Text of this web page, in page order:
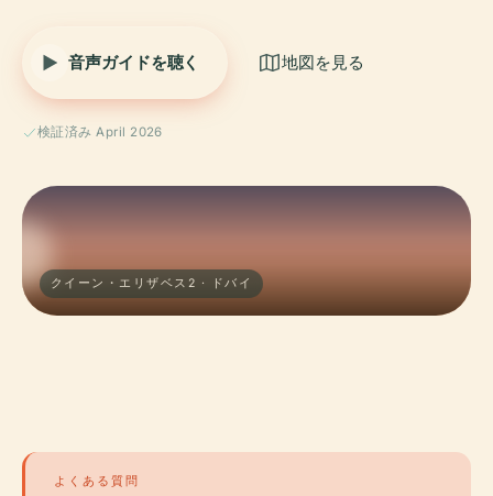
音声ガイドを聴く 地図を見る
検証済み April 2026
クイーン・エリザベス2 · ドバイ
よくある質問